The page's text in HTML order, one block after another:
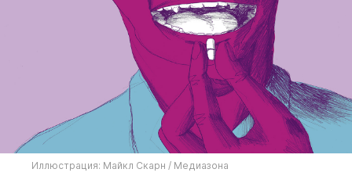
Иллюстрация: Майкл Скарн / Медиазона